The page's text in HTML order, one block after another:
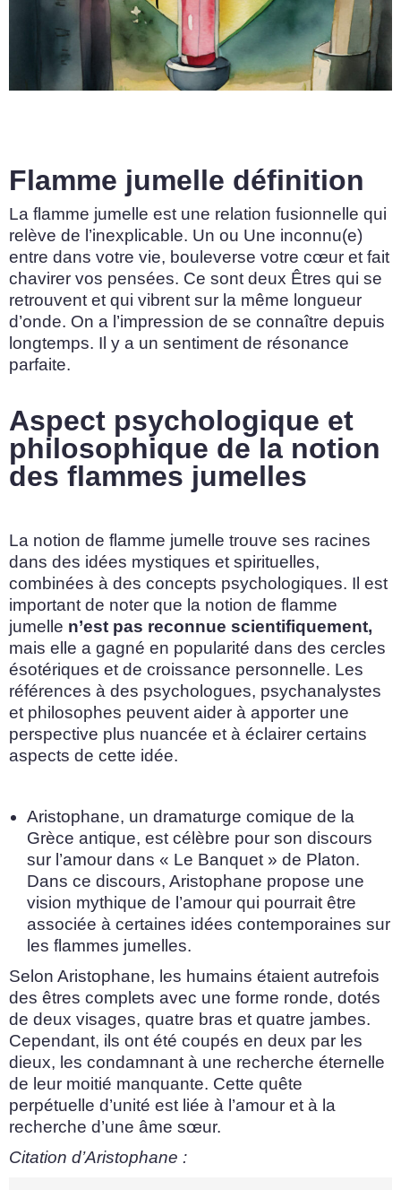
Flamme jumelle définition
La flamme jumelle est une relation fusionnelle qui
relève de l’inexplicable. Un ou Une inconnu(e)
entre dans votre vie, bouleverse votre cœur et fait
chavirer vos pensées. Ce sont deux Êtres qui se
retrouvent et qui vibrent sur la même longueur
d’onde. On a l’impression de se connaître depuis
longtemps. Il y a un sentiment de résonance
parfaite.
Aspect psychologique et
philosophique de la notion
des flammes jumelles
La notion de flamme jumelle trouve ses racines
dans des idées mystiques et spirituelles,
combinées à des concepts psychologiques. Il est
important de noter que la notion de flamme
jumelle n’est pas reconnue scientifiquement,
mais elle a gagné en popularité dans des cercles
ésotériques et de croissance personnelle. Les
références à des psychologues, psychanalystes
et philosophes peuvent aider à apporter une
perspective plus nuancée et à éclairer certains
aspects de cette idée.
Aristophane, un dramaturge comique de la
Grèce antique, est célèbre pour son discours
sur l’amour dans « Le Banquet » de Platon.
Dans ce discours, Aristophane propose une
vision mythique de l’amour qui pourrait être
associée à certaines idées contemporaines sur
les flammes jumelles.
Selon Aristophane, les humains étaient autrefois
des êtres complets avec une forme ronde, dotés
de deux visages, quatre bras et quatre jambes.
Cependant, ils ont été coupés en deux par les
dieux, les condamnant à une recherche éternelle
de leur moitié manquante. Cette quête
perpétuelle d’unité est liée à l’amour et à la
recherche d’une âme sœur.
Citation d’Aristophane :